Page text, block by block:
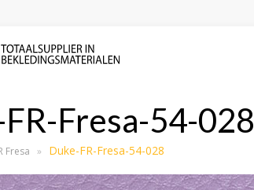
Fresa-54-028
Fresa » Duke-FR-Fresa-54-028